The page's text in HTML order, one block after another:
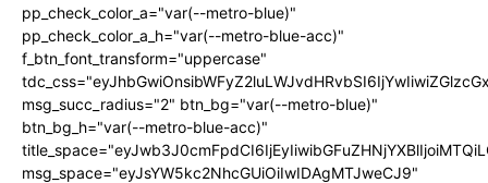
pp_check_color_a="var(--metro-blue)"
pp_check_color_a_h="var(--metro-blue-acc)"
f_btn_font_transform="uppercase"
msg_succ_radius="2" btn_bg="var(--metro-blue)"
btn_bg_h="var(--metro-blue-acc)"
msg_space="eyJsYW5kc2NhcGUiOiIwIDAgMTJweCJ9"